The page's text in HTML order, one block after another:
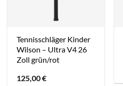
Tennisschläger Kinder
Wilson – Ultra V4 26
Zoll grün/rot
125,00€